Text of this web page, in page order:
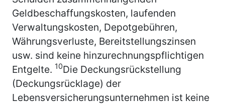
Geldbeschaffungskosten, laufenden
Verwaltungskosten, Depotgebühren,
Währungsverluste, Bereitstellungszinsen
usw. sind keine hinzurechnungspflichtigen
Entgelte. 10Die Deckungsrückstellung
(Deckungsrücklage) der
Lebensversicherungsunternehmen ist keine